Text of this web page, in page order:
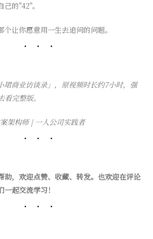
的"42"。
让你愿意用一生去追问的问题。
珺商业访谈录」，原视频时长约7小时，强
完整版。
架构师 | 一人公司实践者
助，欢迎点赞、收藏、转发。也欢迎在评论
起交流学习！